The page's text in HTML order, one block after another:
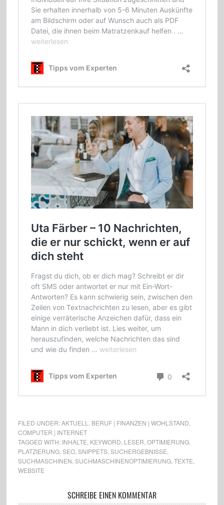
FILED UNDER:AKTUELL BERUF | FINANZEN | WOHLSTAND
COMPUTER | INTERNET
TAGGED WITH: INHALTE KEYWORD LESER OPTIMIERUNG,
PLATZIERUNG, SEO, SNIPPETS, SUCHERGEBNISSE
SUCHMASCHINEN SUCHMASCHINENOPTIMIERUNG, TEXTE
WEBSITE
SCHREIBE EINEN KOMMENTAR